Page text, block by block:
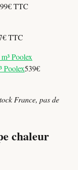
TTC
TTC
Poolex539€
France, pas de
chaleur